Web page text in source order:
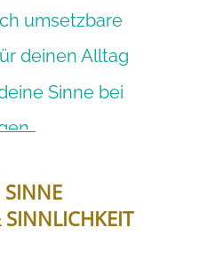
umsetzbare
deinen Alltag
Sinne bei
SINNE